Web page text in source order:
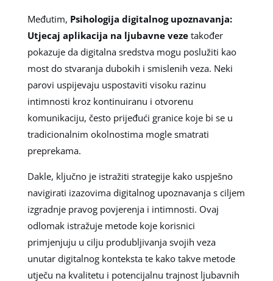
Međutim, Psihologija digitalnog upoznavanja:
Utjecaj aplikacija na ljubavne vezetakođer
pokazuje da digitalna sredstva mogu poslužiti kao
most do stvaranja dubokih i smislenih veza. Neki
parovi uspijevaju uspostaviti visoku razinu
intimnosti kroz kontinuiranu i otvorenu
komunikaciju, često prijeđući granice koje bi se u
tradicionalnim okolnostima mogle smatrati
preprekama.
Dakle, ključno je istražiti strategije kako uspješno
navigirati izazovima digitalnog upoznavanja s ciljem
izgradnje pravog povjerenja i intimnosti. Ovaj
odlomak istražuje metode koje korisnici
primjenjuju u cilju produbljivanja svojih veza
unutar digitalnog konteksta te kako takve metode
utječu na kvalitetu i potencijalnu trajnost ljubavnih